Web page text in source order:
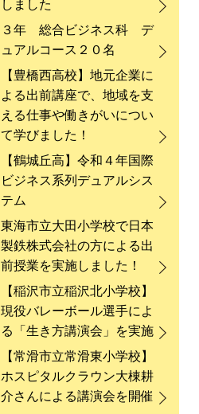
しました
３年 総合ビジネス科 デ
ュアルコース２０名
【豊橋西高校】地元企業に
よる出前講座で、地域を支
える仕事や働きがいについ
て学びました！
【鶴城丘高】令和４年国際
ビジネス系列デュアルシス
テム
東海市立大田小学校で日本
製鉄株式会社の方による出
前授業を実施しました！
【稲沢市立稲沢北小学校】
現役バレーボール選手によ
る「生き方講演会」を実施
【常滑市立常滑東小学校】
ホスピタルクラウン大棟耕
介さんによる講演会を開催